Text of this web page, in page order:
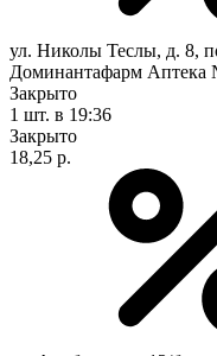
ул. Николы Теслы, д. 8,
Доминантафарм Аптека
Закрыто
1 шт. в 19:36
Закрыто
18,25 р.